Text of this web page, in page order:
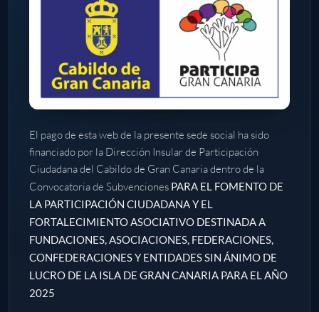
El pago de esta web de la presente sede social ha sido
financiado por la Dirección Insular de Participación
Ciudadana del Cabildo de Gran Canaria dentro de la
Convocatoria de Subvenciones PARA EL FOMENTO DE
LA PARTICIPACIÓN CIUDADANA Y EL
FORTALECIMIENTO ASOCIATIVO DESTINADA A
FUNDACIONES, ASOCIACIONES, FEDERACIONES,
CONFEDERACIONES Y ENTIDADES SIN ÁNIMO DE
LUCRO DE LA ISLA DE GRAN CANARIA PARA EL AÑO
2025